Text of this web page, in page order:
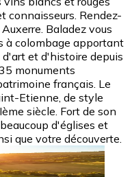
connaisseurs. Rendez-
Baladez vous
à colombage apportant
et d'histoire depuis
monuments
français. Le
Etienne, de style
siècle. Fort de son
d'églises et
que votre découverte.